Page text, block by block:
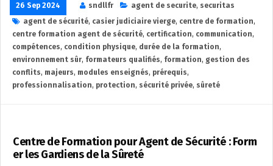
26 Sep 2024 sndllfr agent de securite, securitas
agent de sécurité, casier judiciaire vierge, centre de formation,
centre formation agent de sécurité, certification, communication,
compétences, condition physique, durée de la formation,
environnement sûr, formateurs qualifiés, formation, gestion des
conflits, majeurs, modules enseignés, prérequis,
professionnalisation, protection, sécurité privée, sûreté
Centre de Formation pour Agent de Sécurité : Form
er les Gardiens de la Sûreté